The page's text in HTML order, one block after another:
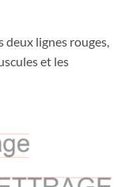
lignes rouges,
et les